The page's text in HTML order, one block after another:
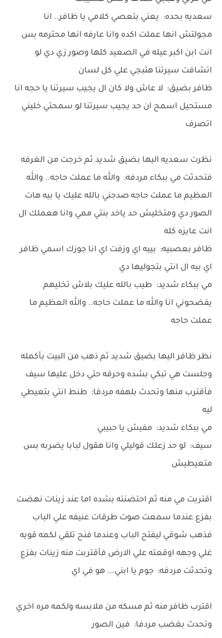
سعديه بحده: يعني بتعصي كلامي يا ظافر.. انا
مجولتش انها عملت اكده وانا عارفه انها محترمه بس
انت ابن اكبر عيله في الصعيد كلها وصور زي دي لو
اتشافت سيرتنا هتبجي علي كل لسان
ظافر بضيق: لا عاش ولا كان ال يجيب سيرتنا يا حجه انا
مستحيل اسمح ان حد يجيب سيرتنا لو سمحتي خليني
اتصرف
نظرت سعديه اليها بضيق شديد ثم خرجت من الغرفه
فتحدثت مي ببكاء مردفه: والله ما عملت حاجه.. والله
العظيم ما عملت حاجه صدجني بالله عليك يا بيه هات
الصور دي ومتخليش حد ياخد بنتي ممي وانا هعملك ال
انت عايزه كله
ظافر بعصبيه: بييه اي وزفت اي انا جوزك اسمي ظافر
اي بيه ال انتي بتجوليها دي
مي ببكاء شديد: طيب بالله عليك بلاش تخليهم
يفضحوني انا والله ما عملت حاجه.. والله العظيم ما
عملت حاجه
نظر ظافر اليها بضيق شديد ثم ذهب من البيت بأكمله
وجلست هي تبكي بشده وحرقه حتي دخل عليها سيف
فأقترب منها وتحدث بلهفه مردفا: طنط انتي بتعيطي
ليه
مي ببكاء شديد: مفيش يا حبيبي
سيف: لو حد زعلك قوليلي وانا هقول لبابا يضربه بس
متعيطيش
اقتربت مي منه ثم احتضنته بشده اما عند زينات نهضت
بفزع عندما سمعت صوت طرقات عنيفه علي الباب
فذهب شوقي ليفتح الباب وعندما فنح تلقي لكمه قويه
غلي وجهه اوقعته علي الارض فأقتربت منه زينات بفزع
وتحدثت مردفه: جوم يا ابني... هو في اي
اقترب ظافر منه ثم مسكه من ملابسه ولكمه مره اخري
وتحدث بغضب مردفا: فين الصور